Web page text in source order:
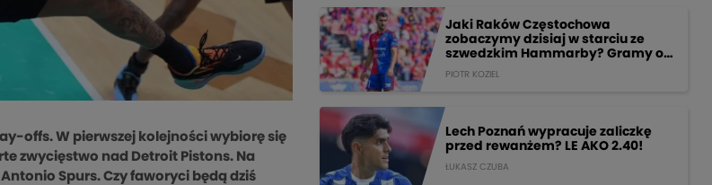
offs. W pierwszej kolejności wybiorę się
zwycięstwo nad Detroit Pistons. Na
Spurs. Czy faworyci będą dziś
Jaki Raków Częstochowa
zobaczymy dzisiaj w starciu ze
szwedzkim Hammarby? Gramy o
PIOTR KOZIEL
Lech Poznań wypracuje zaliczkę
przed rewanżem? LE AKO 2.40!
ŁUKASZ CZUBA